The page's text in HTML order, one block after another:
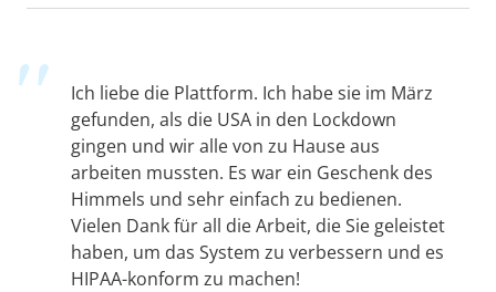
Ich liebe die Plattform. Ich habe sie im März
gefunden, als die USA in den Lockdown
gingen und wir alle von zu Hause aus
arbeiten mussten. Es war ein Geschenk des
Himmels und sehr einfach zu bedienen.
Vielen Dank für all die Arbeit, die Sie geleistet
haben, um das System zu verbessern und es
HIPAA-konform zu machen!